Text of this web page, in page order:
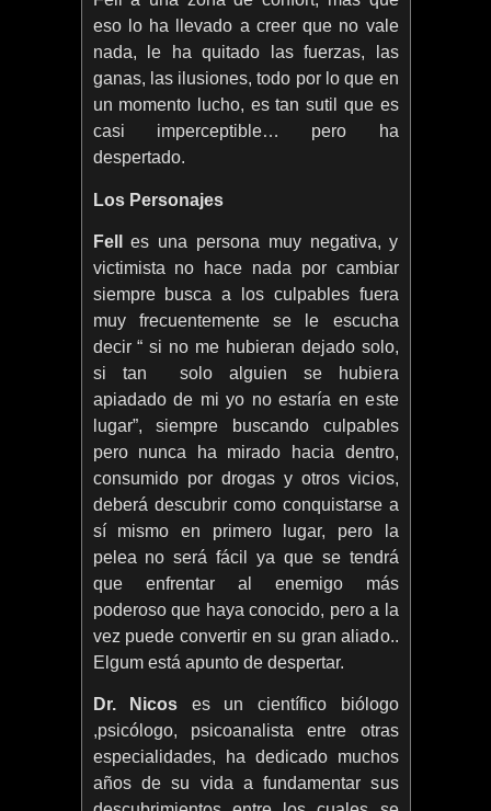
eso lo ha llevado a creer que no vale
nada, le ha quitado las fuerzas, las
ganas, las ilusiones, todo por lo que en
un momento lucho, es tan sutil que es
casi imperceptible… pero ha
despertado.
Los Personajes
Fell
es una persona muy negativa, y
victimista no hace nada por cambiar
siempre busca a los culpables fuera
muy frecuentemente se le escucha
decir “ si no me hubieran dejado solo,
si tan solo alguien se hubiera
apiadado de mi yo no estaría en este
lugar”, siempre buscando culpables
pero nunca ha mirado hacia dentro,
consumido por drogas y otros vicios,
deberá descubrir como conquistarse a
sí mismo en primero lugar, pero la
pelea no será fácil ya que se tendrá
que enfrentar al enemigo más
poderoso que haya conocido, pero a la
vez puede convertir en su gran aliado..
Elgum está apunto de despertar.
Dr. Nicos es un científico biólogo
,psicólogo, psicoanalista entre otras
especialidades, ha dedicado muchos
años de su vida a fundamentar sus